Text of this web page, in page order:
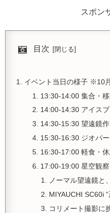
スポン
目次
イベント当日の様子 ※10
13:30-14:00 集合・
14:00-14:30 アイス
14:30-15:30 望遠鏡作
15:30-16:30 ジオパ
16:30-17:00 軽食・
17:00-19:00 星空観察
ノーマル望遠鏡と
MIYAUCHI SC60i
コリメート撮影に